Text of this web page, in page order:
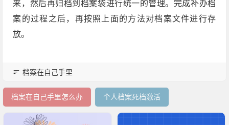
来，然后再归档到档案袋进行统一的管理。完成补办档
案的过程之后，再按照上面的方法对档案文件进行存
放。
档案在自己手里
档案在自己手里怎么办 个人档案死档激活